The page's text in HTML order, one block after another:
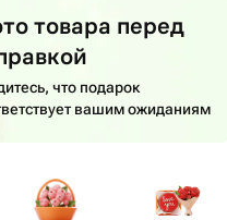
товара перед
что подарок
вашим ожиданиям